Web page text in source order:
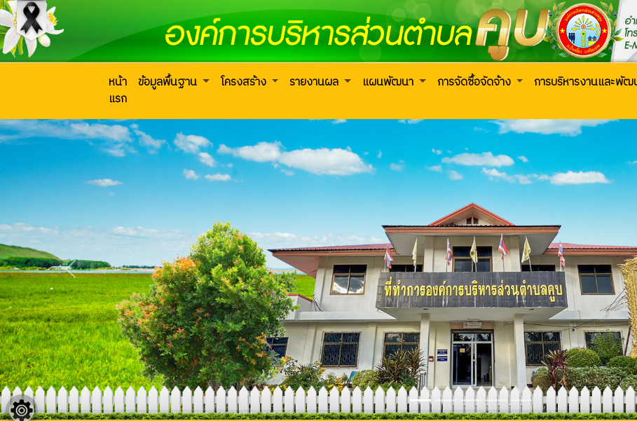
หน้า
แรก
ข้อมูลพื้นฐาน โครงสร้าง รายงานผล แผนพัฒนา การจัดซื้อจัดจ้าง การบริหารงานและพั